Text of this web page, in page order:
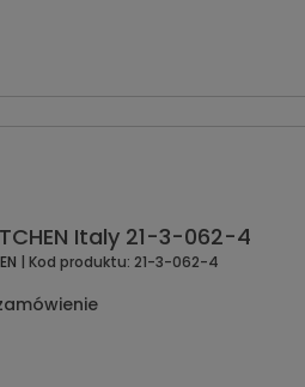
Italy 21-3-062-4
| Kod produktu: 21-3-062-4